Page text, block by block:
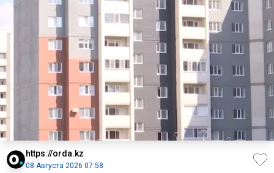
https://orda.kz
08 Августа 2026 07:58